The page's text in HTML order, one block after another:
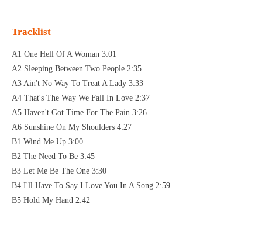
Tracklist
A1 One Hell Of A Woman 3:01
A2 Sleeping Between Two People 2:35
A3 Ain't No Way To Treat A Lady 3:33
A4 That's The Way We Fall In Love 2:37
A5 Haven't Got Time For The Pain 3:26
A6 Sunshine On My Shoulders 4:27
B1 Wind Me Up 3:00
B2 The Need To Be 3:45
B3 Let Me Be The One 3:30
B4 I'll Have To Say I Love You In A Song 2:59
B5 Hold My Hand 2:42